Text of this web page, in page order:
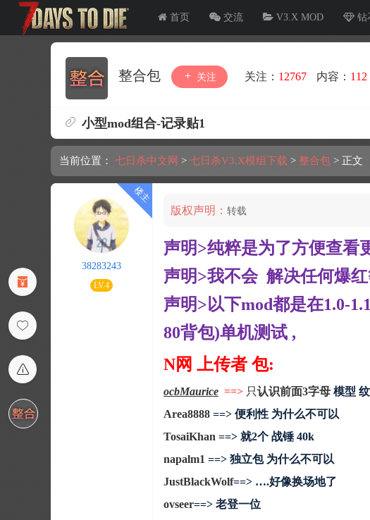
首页 交流 V3.X MOD 钻
整合包 关注 关注： 12767 内容： 112
小型mod组合-记录贴1
当前位置： 七日杀中文网 > 七日杀V3.X模组下载 > 整合包 > 正文
38283243
LV.4
版权声明： 转载
声明>纯粹是为了方便查看
声明>我不会 解决任何爆
声明>以下mod都是在1.0-
80背包)单机测试 ,
N网 上传者 包:
ocbMaurice ==>只认识前面3字母 模型
Area8888==> 便利性 为什么不可以
TosaiKhan ==> 就2个 战锤 40k
napalm1 ==> 独立包 为什么不可以
JustBlackWolf==> ….好像换场地了
ovseer==> 老登一位